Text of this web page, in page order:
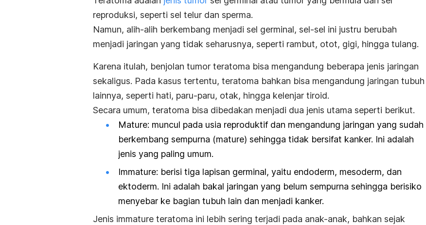
reproduksi, seperti sel telur dan sperma.
Namun, alih-alih berkembang menjadi sel germinal, sel-sel ini justru berubah
menjadi jaringan yang tidak seharusnya, seperti rambut, otot, gigi, hingga tulang.
Karena itulah, benjolan tumor teratoma bisa mengandung beberapa jenis jaringan
sekaligus. Pada kasus tertentu, teratoma bahkan bisa mengandung jaringan tubuh
lainnya, seperti hati, paru-paru, otak, hingga kelenjar tiroid.
Secara umum, teratoma bisa dibedakan menjadi dua jenis utama seperti berikut.
Mature: muncul pada usia reproduktif dan mengandung jaringan yang sudah
berkembang sempurna (mature) sehingga tidak bersifat kanker. Ini adalah
jenis yang paling umum.
Immature: berisi tiga lapisan germinal, yaitu endoderm, mesoderm, dan
ektoderm. Ini adalah bakal jaringan yang belum sempurna sehingga berisiko
menyebar ke bagian tubuh lain dan menjadi kanker.
Jenis immature teratoma ini lebih sering terjadi pada anak-anak, bahkan sejak